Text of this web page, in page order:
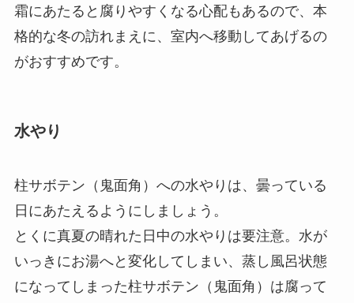
霜にあたると腐りやすくなる心配もあるので、本
格的な冬の訪れまえに、室内へ移動してあげるの
がおすすめです。
水やり
柱サボテン（鬼面角）への水やりは、曇っている
日にあたえるようにしましょう。
とくに真夏の晴れた日中の水やりは要注意。水が
いっきにお湯へと変化してしまい、蒸し風呂状態
になってしまった柱サボテン（鬼面角）は腐って